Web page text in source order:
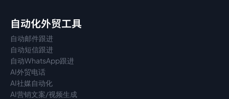
自动化外贸工具
自动邮件跟进
自动短信跟进
自动WhatsApp跟进
AI外贸电话
AI社媒自动化
AI营销文案/视频生成